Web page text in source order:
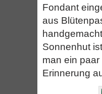
Fondant
aus
Sonnenhut
man ein
Erinnerung